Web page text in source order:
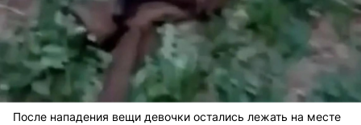
После нападения вещи девочки остались лежать на месте